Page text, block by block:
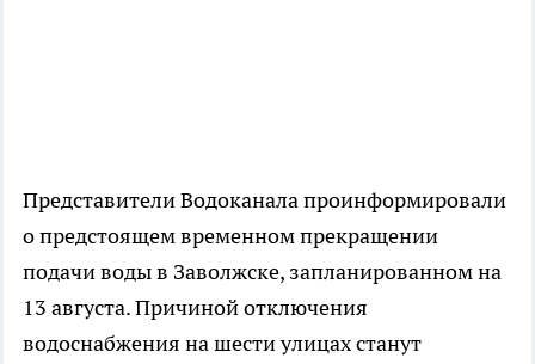
Представители Водоканала проинформировали
о предстоящем временном прекращении
подачи воды в Заволжске, запланированном на
13 августа. Причиной отключения
водоснабжения на шести улицах станут